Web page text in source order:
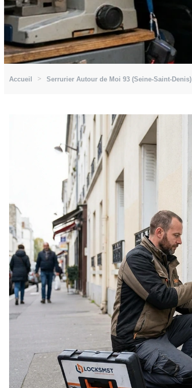
Accueil Serrurier Autour de Moi 93 (Seine-Saint-Denis)